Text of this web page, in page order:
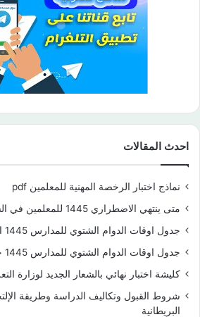
احدث المقالات
نماذج اختبار الرخصة المهنية للمعلمين pdf
متى ينتهي الاضطراري 1445 للمعلمين في السعودية
جدول اوقات الدوام الشتوي للمدارس 1445 الدمام
جدول اوقات الدوام الشتوي للمدارس 1445 حائل
كليشة اختبار نهائي بالشعار الجديد لوزارة
شروط القبول وتكاليف الدراسة وطريقة
البريطانية